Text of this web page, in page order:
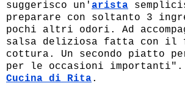
suggerisco un' arista
preparare con soltanto 3
pochi altri odori. Ad
salsa deliziosa fatta con il
cottura. Un secondo piatto
per le occasioni
Cucina di Rita.